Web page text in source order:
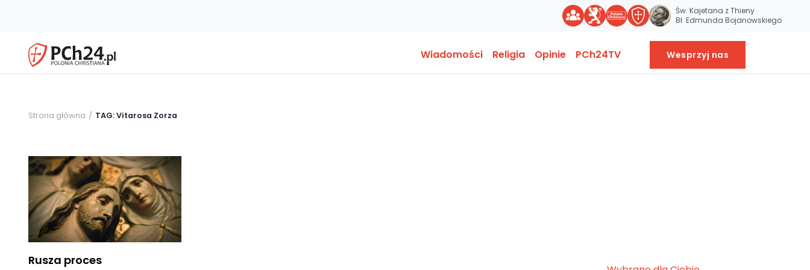
Św. Kajetana z Thieny
Bł. Edmunda Bojanowskiego
Wiadomości Religia Opinie PCh24TV Wesprzyj nas
Strona główna TAG: Vitarosa Zorza
Rusza proces